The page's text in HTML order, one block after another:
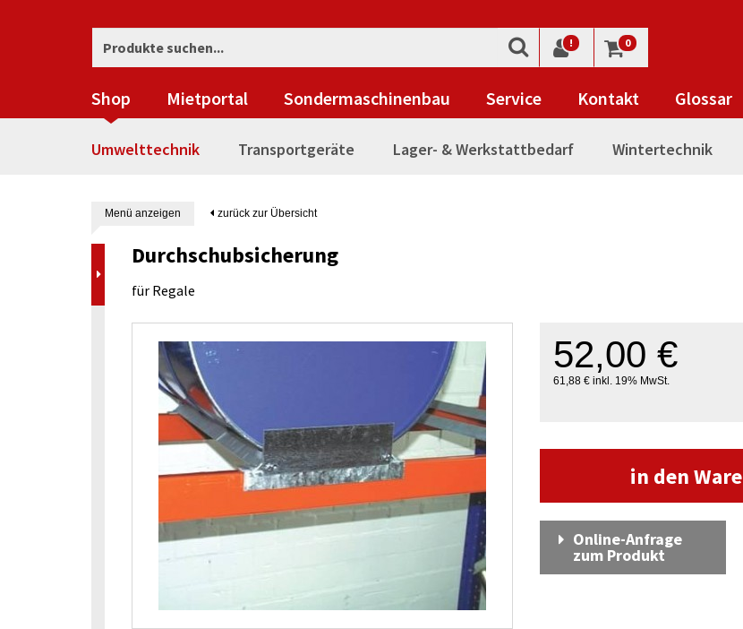
! 0
Shop Mietportal Sondermaschinenbau Service Kontakt Glossar
Umwelttechnik Transportgeräte Lager- & Werkstattbedarf Wintertechnik
Menü anzeigen zurück zur Übersicht
Durchschubsicherung
für Regale
52,00 €
61,88 € inkl. 19% MwSt.
in den
Online-Anfrage
zum Produkt